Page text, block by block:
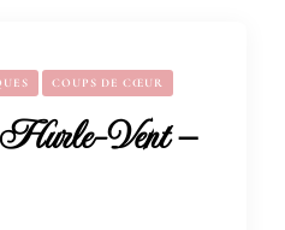
COUPS DE CŒUR
Vent –